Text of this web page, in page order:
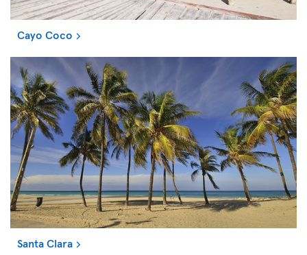
Cayo Coco
Santa Clara